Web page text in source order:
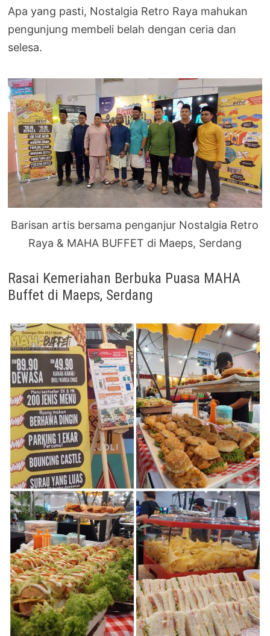
Apa yang pasti, Nostalgia Retro Raya mahukan
pengunjung membeli belah dengan ceria dan
selesa.
Barisan artis bersama penganjur Nostalgia Retro
Raya & MAHA BUFFET di Maeps, Serdang
Rasai Kemeriahan Berbuka Puasa MAHA
Buffet di Maeps, Serdang